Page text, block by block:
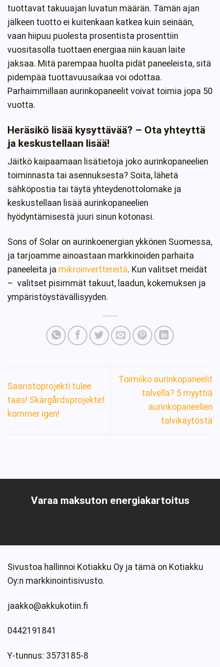
tuottavat takuuajan luvatun määrän. Tämän ajan
jälkeen tuotto ei kuitenkaan katkea kuin seinään,
vaan hiipuu puolesta prosentista prosenttiin
vuositasolla tuottaen energiaa niin kauan laite
jaksaa. Mitä parempaa huolta pidät paneeleista, sitä
pidempää tuottavuusaikaa voi odottaa.
Parhaimmillaan aurinkopaneelit voivat toimia jopa 50
vuotta.
Heräsikö lisää kysyttävää? – Ota yhteyttä
ja keskustellaan lisää!
Jäitkö kaipaamaan lisätietoja joko aurinkopaneelien
toiminnasta tai asennuksesta? Soita, lähetä
sähköpostia tai täytä yhteydenottolomake ja
keskustellaan lisää aurinkopaneelien
hyödyntämisestä juuri sinun kotonasi.
Sons of Solar on aurinkoenergian ykkönen Suomessa,
ja tarjoamme ainoastaan markkinoiden parhaita
paneeleita ja mikroinverttereitä. Kun valitset meidät
– valitset pisimmät takuut, laadun, kokemuksen ja
ympäristöystävällisyyden.
Saaristoprojekti tulee
taas! Skärgårdsprojektet
kommer igen!
Toimiiko aurinkopaneelit
talvella? 5 myyttiä
aurinkopaneelien
talvikäytöstä
Varaa maksuton energiakartoitus
Sivustoa hallinnoi Kotiakku Oy ja tämä on Kotiakku
Oy:n markkinointisivusto.
jaakko@akkukotiin.fi
0442191841
Y-tunnus: 3573185-8